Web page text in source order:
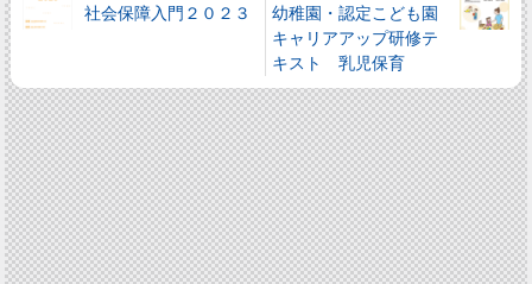
社会保障入門２０２３
幼稚園・認定こども園
キャリアアップ研修テ
キスト 乳児保育